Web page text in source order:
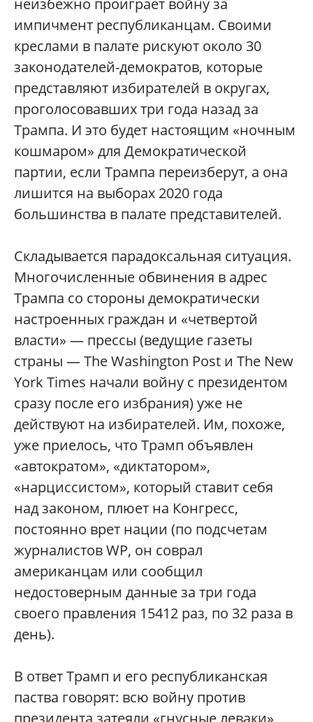
неизбежно проиграет войну за
импичмент республиканцам. Своими
креслами в палате рискуют около 30
законодателей-демократов, которые
представляют избирателей в округах,
проголосовавших три года назад за
Трампа. И это будет настоящим «ночным
кошмаром» для Демократической
партии, если Трампа переизберут, а она
лишится на выборах 2020 года
большинства в палате представителей.
Складывается парадоксальная ситуация.
Многочисленные обвинения в адрес
Трампа со стороны демократически
настроенных граждан и «четвертой
власти» — прессы (ведущие газеты
страны — The Washington Post и The New
York Times начали войну с президентом
сразу после его избрания) уже не
действуют на избирателей. Им, похоже,
уже приелось, что Трамп объявлен
«автократом», «диктатором»,
«нарциссистом», который ставит себя
над законом, плюет на Конгресс,
постоянно врет нации (по подсчетам
журналистов WP, он соврал
американцам или сообщил
недостоверным данные за три года
своего правления 15412 раз, по 32 раза в
день).
В ответ Трамп и его республиканская
паства говорят: всю войну против
президента затеяли «гнусные леваки»,